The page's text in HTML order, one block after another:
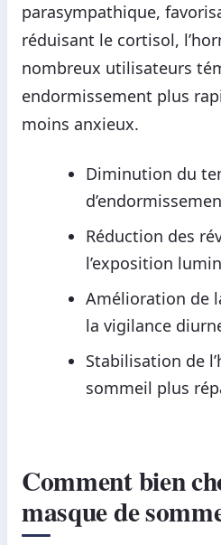
parasympathique,
réduisant le cortisol,
nombreux utilisateurs
endormissement plus
moins anxieux.
Diminution du
Réduction des
l’exposition
Amélioration de
la vigilance
Stabilisation de
sommeil plus
Comment bien
masque de